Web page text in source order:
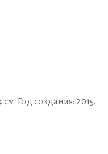
Год создания: 2015.